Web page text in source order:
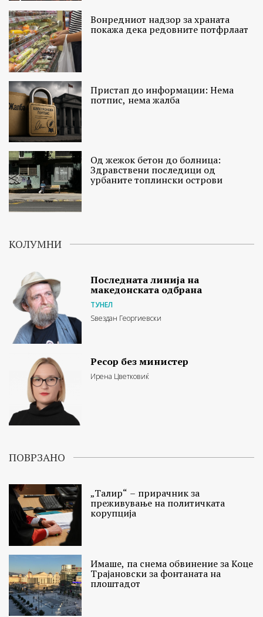
Вонредниот надзор за храната
покажа дека редовните потфрлаат
Пристап до информации: Нема
потпис, нема жалба
Од жежок бетон до болница:
Здравствени последици од
урбаните топлински острови
КОЛУМНИ
Последната линија на
македонската одбрана
ТУНЕЛ
Ѕвездан Георгиевски
Ресор без министер
Ирена Цветковиќ
ПОВРЗАНО
„Талир“ – прирачник за
преживување на политичката
корупција
Имаше, па снема обвинение за Коце
Трајановски за фонтаната на
плоштадот